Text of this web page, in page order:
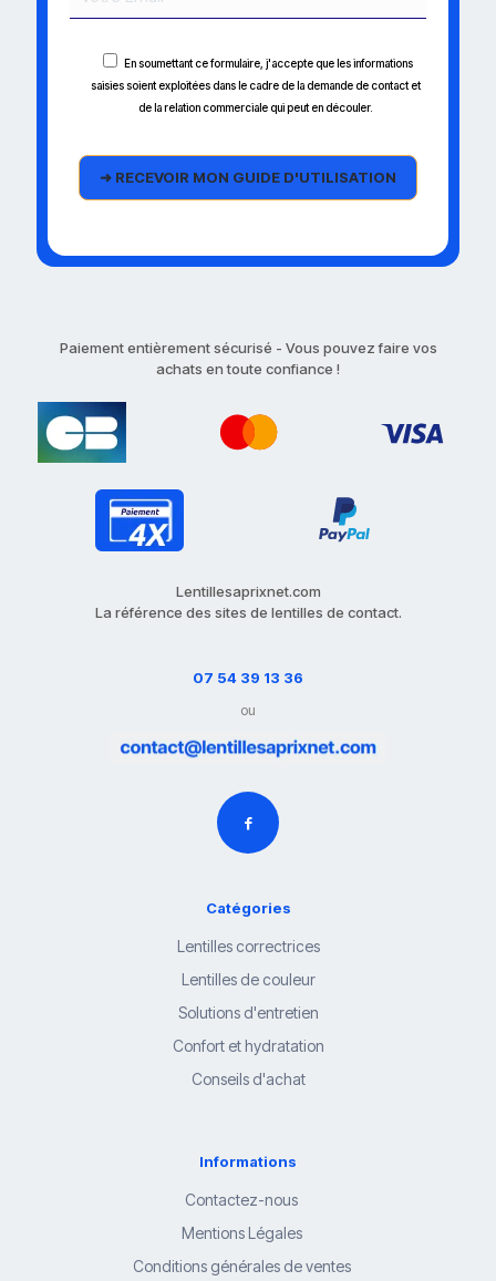
En soumettant ce formulaire, j'accepte que les informations
saisies soient exploitées dans le cadre de la demande de contact et
de la relation commerciale qui peut en découler.
Paiement entièrement sécurisé - Vous pouvez faire vos
achats en toute confiance !
Lentillesaprixnet.com
La référence des sites de lentilles de contact.
07 54 39 13 36
ou
Catégories
Lentilles correctrices
Lentilles de couleur
Solutions d'entretien
Confort et hydratation
Conseils d'achat
Informations
Contactez-nous
Mentions Légales
Conditions générales de ventes